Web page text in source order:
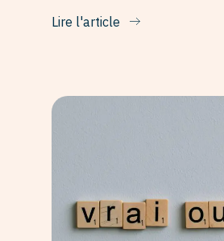
Lire l'article